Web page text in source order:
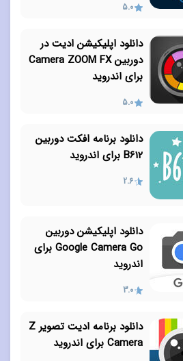
5.0
دانلود اپلیکیشن ادیت در
دوربین Camera ZOOM FX
برای اندروید
5.0
دانلود برنامه افکت دوربین
B612 برای اندروید
2.6
دانلود اپلیکیشن دوربین
Google Camera Go برای
اندروید
3.0
دانلود برنامه ادیت تصویر Z
Camera برای اندروید